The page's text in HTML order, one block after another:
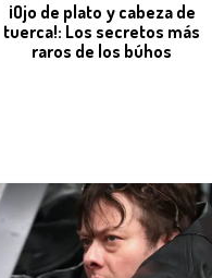
¡Ojo de plato y cabeza de
tuerca!: Los secretos más
raros de los búhos